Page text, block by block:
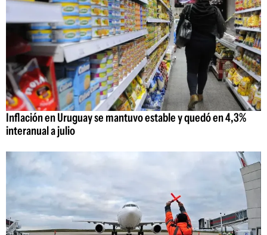
Inflación en Uruguay se mantuvo estable y quedó en 4,3%
interanual a julio